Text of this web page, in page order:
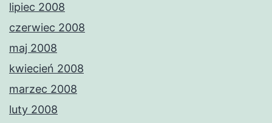
lipiec 2008
czerwiec 2008
maj 2008
kwiecień 2008
marzec 2008
luty 2008